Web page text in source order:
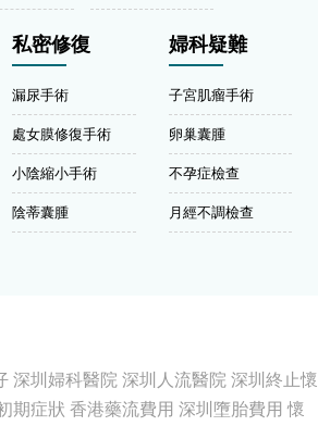
私密修復
漏尿手術
處女膜修復手術
小陰縮小手術
陰蒂囊腫
婦科疑難
子宮肌瘤手術
卵巢囊腫
不孕症檢查
月經不調檢查
深圳婦科醫院深圳人流醫院深圳終止懷
期症狀 香港藥流費用 深圳墮胎費用 懷